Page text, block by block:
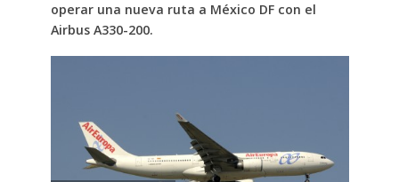
operar una nueva ruta a México DF con el
Airbus A330-200.